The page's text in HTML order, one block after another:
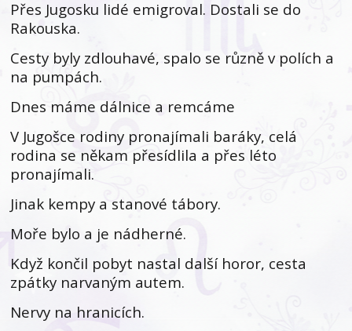
Přes Jugosku lidé emigroval. Dostali se do
Rakouska.
Cesty byly zdlouhavé, spalo se různě v polích a
na pumpách.
Dnes máme dálnice a remcáme
V Jugošce rodiny pronajímali baráky, celá
rodina se někam přesídlila a přes léto
pronajímali.
Jinak kempy a stanové tábory.
Moře bylo a je nádherné.
Když končil pobyt nastal další horor, cesta
zpátky narvaným autem.
Nervy na hranicích.